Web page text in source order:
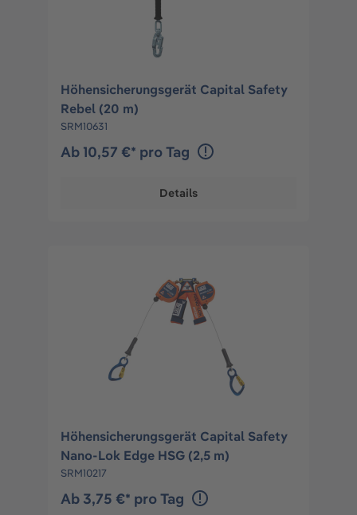
Höhensicherungsgerät Capital Safety
Rebel (20 m)
SRM10631
Ab 10,57 €* pro Tag
Details
Höhensicherungsgerät Capital Safety
Nano-Lok Edge HSG (2,5 m)
SRM10217
Ab 3,75 €* pro Tag